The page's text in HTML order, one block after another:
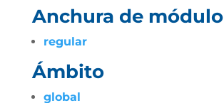
Anchura de módulo
regular
Ámbito
global